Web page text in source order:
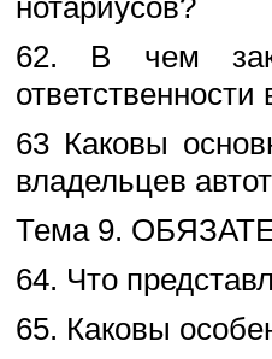
нотариусов?
62. В чем
ответственности
63 Каковы
владельцев
Тема 9.
64. Что
65. Каковы